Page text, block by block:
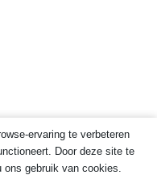
ervaring te verbeteren
Door deze site te
ons gebruik van cookies.